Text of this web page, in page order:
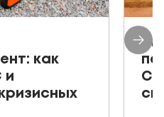
как
и